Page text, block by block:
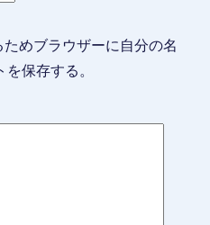
めブラウザーに自分の名
保存する。